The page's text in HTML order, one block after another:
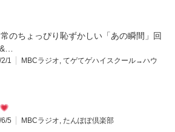
常のちょっぴり恥ずかしい「あの瞬間」回
1 MBCラジオ てゲてゲハイスクール→ハウ
5 MBCラジオ たんぽぽ倶楽部